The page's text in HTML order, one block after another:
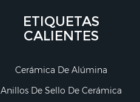
ETIQUETAS
CALIENTES
Cerámica De Alúmina
Anillos De Sello De Cerámica